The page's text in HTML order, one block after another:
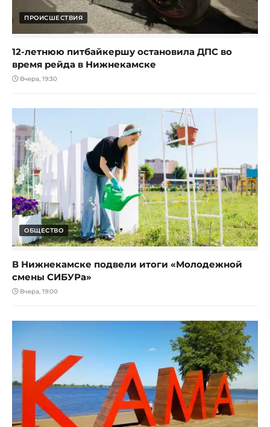
ПРОИСШЕСТВИЯ
12-летнюю питбайкершу остановила ДПС во
время рейда в Нижнекамске
Вчера, 19:30
ОБЩЕСТВО
В Нижнекамске подвели итоги «Молодежной
смены СИБУРа»
Вчера, 19:00